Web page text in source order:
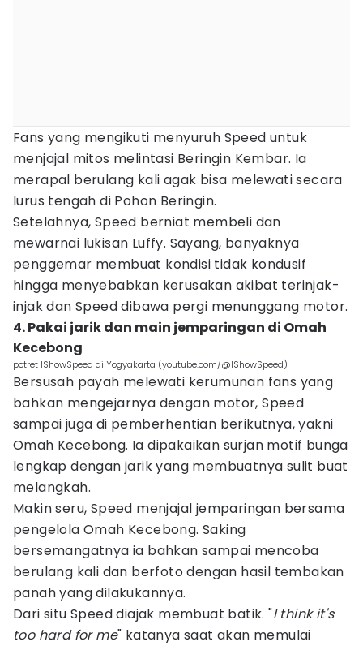
Fans yang mengikuti menyuruh Speed untuk
menjajal mitos melintasi Beringin Kembar. Ia
merapal berulang kali agak bisa melewati secara
lurus tengah di Pohon Beringin.
Setelahnya, Speed berniat membeli dan
mewarnai lukisan Luffy. Sayang, banyaknya
penggemar membuat kondisi tidak kondusif
hingga menyebabkan kerusakan akibat terinjak-
injak dan Speed dibawa pergi menunggang motor.
4. Pakai jarik dan main jemparingan di Omah
Kecebong
potret IShowSpeed di Yogyakarta (youtube.com/@IShowSpeed)
Bersusah payah melewati kerumunan fans yang
bahkan mengejarnya dengan motor, Speed
sampai juga di pemberhentian berikutnya, yakni
Omah Kecebong. Ia dipakaikan surjan motif bunga
lengkap dengan jarik yang membuatnya sulit buat
melangkah.
Makin seru, Speed menjajal jemparingan bersama
pengelola Omah Kecebong. Saking
bersemangatnya ia bahkan sampai mencoba
berulang kali dan berfoto dengan hasil tembakan
panah yang dilakukannya.
Dari situ Speed diajak membuat batik. "I think it's
too hard for me" katanya saat akan memulai